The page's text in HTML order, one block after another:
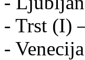
- Trst (I)
-